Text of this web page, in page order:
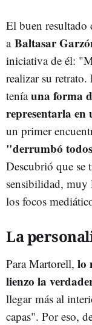
El buen resultado
a Baltasar
iniciativa de él:
realizar su
teníauna forma
representarla en
un primer
"derrumbó
Descubrió que se
sensibilidad, muy
los focos
La
Para Martorell, lo
lienzo la
llegar más al
capas". Por eso,